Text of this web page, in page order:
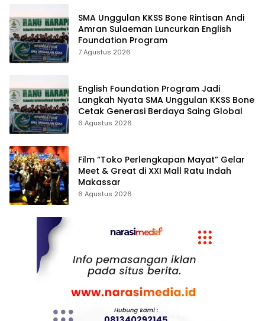
SMA Unggulan KKSS Bone Rintisan Andi
Amran Sulaeman Luncurkan English
Foundation Program
7 Agustus 2026
English Foundation Program Jadi
Langkah Nyata SMA Unggulan KKSS Bone
Cetak Generasi Berdaya Saing Global
6 Agustus 2026
Film “Toko Perlengkapan Mayat” Gelar
Meet & Great di XXI Mall Ratu Indah
Makassar
6 Agustus 2026